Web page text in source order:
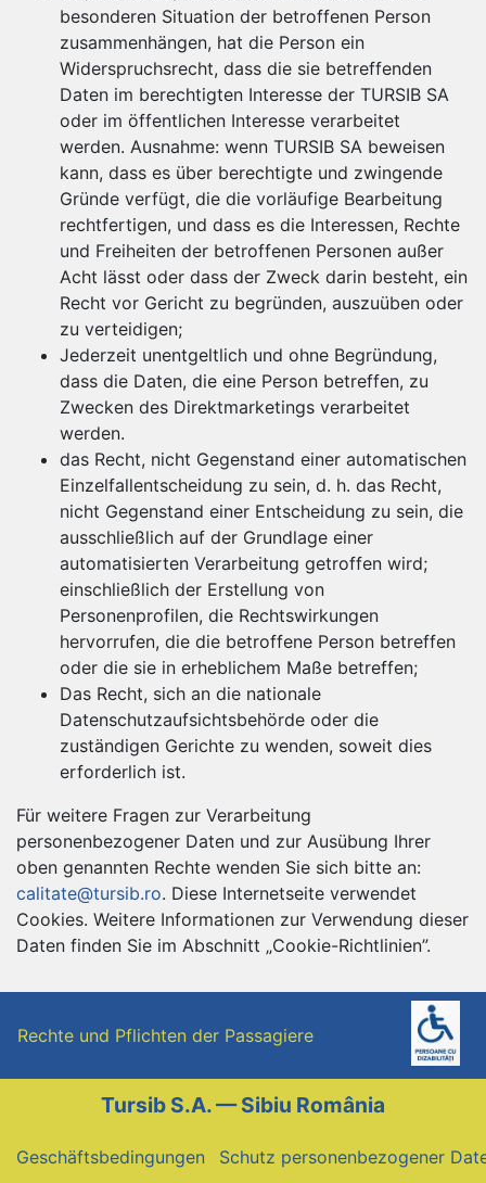
besonderen Situation der betroffenen Person
zusammenhängen, hat die Person ein
Widerspruchsrecht, dass die sie betreffenden
Daten im berechtigten Interesse der TURSIB SA
oder im öffentlichen Interesse verarbeitet
werden. Ausnahme: wenn TURSIB SA beweisen
kann, dass es über berechtigte und zwingende
Gründe verfügt, die die vorläufige Bearbeitung
rechtfertigen, und dass es die Interessen, Rechte
und Freiheiten der betroffenen Personen außer
Acht lässt oder dass der Zweck darin besteht, ein
Recht vor Gericht zu begründen, auszuüben oder
zu verteidigen;
Jederzeit unentgeltlich und ohne Begründung,
dass die Daten, die eine Person betreffen, zu
Zwecken des Direktmarketings verarbeitet
werden.
das Recht, nicht Gegenstand einer automatischen
Einzelfallentscheidung zu sein, d. h. das Recht,
nicht Gegenstand einer Entscheidung zu sein, die
ausschließlich auf der Grundlage einer
automatisierten Verarbeitung getroffen wird;
einschließlich der Erstellung von
Personenprofilen, die Rechtswirkungen
hervorrufen, die die betroffene Person betreffen
oder die sie in erheblichem Maße betreffen;
Das Recht, sich an die nationale
Datenschutzaufsichtsbehörde oder die
zuständigen Gerichte zu wenden, soweit dies
erforderlich ist.
Für weitere Fragen zur Verarbeitung
personenbezogener Daten und zur Ausübung Ihrer
oben genannten Rechte wenden Sie sich bitte an:
calitate@tursib.ro. Diese Internetseite verwendet
Cookies. Weitere Informationen zur Verwendung dieser
Daten finden Sie im Abschnitt „Cookie-Richtlinien”.
Rechte und Pflichten der Passagiere
Tursib S.A. — Sibiu România
Geschäftsbedingungen Schutz personenbezogener